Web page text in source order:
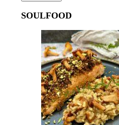
SOULFOOD